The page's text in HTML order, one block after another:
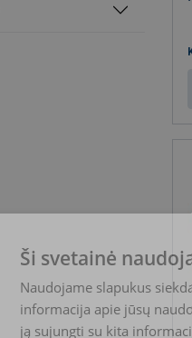
Ši svetainė
Naudojame slapukus
informacija apie jūsų
ją sujungti su kita